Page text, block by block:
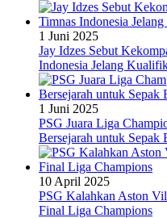
1 Juni 2025
Jay Idzes Sebut
Indonesia Jelang
1 Juni 2025
PSG Juara Liga
Bersejarah untuk Sepak
10 April 2025
PSG Kalahkan Aston
Final Liga Champions